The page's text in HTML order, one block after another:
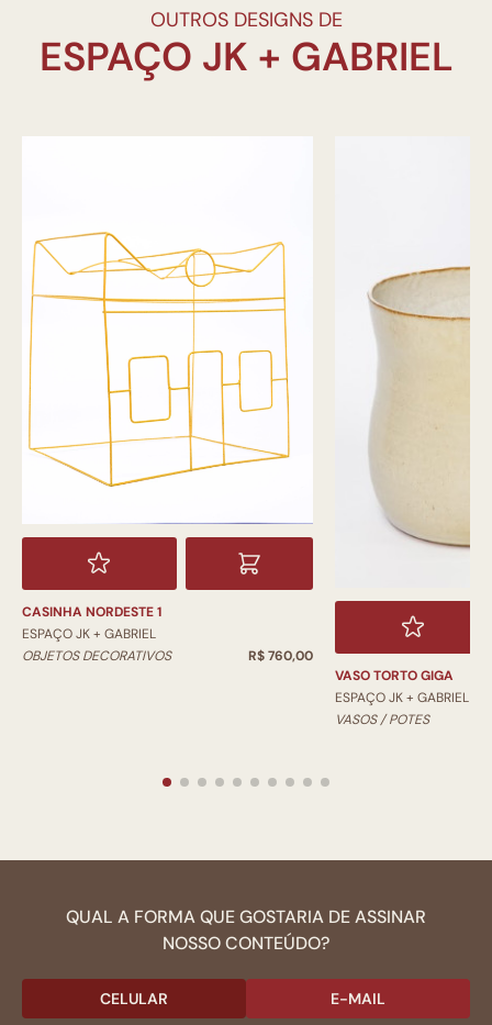
OUTROS DESIGNS DE
CASINHA NORDESTE 1
ESPAÇO JK + GABRIEL
OBJETOS DECORATIVOS
R$ 760,00
VASO TORTO GIGA
ESPAÇO JK + GABRIEL
VASOS / POTES
QUAL A FORMA QUE GOSTARIA DE ASSINAR
NOSSO CONTEÚDO?
CELULAR E-MAIL